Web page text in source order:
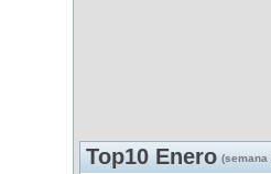
Top10 Enero (semana